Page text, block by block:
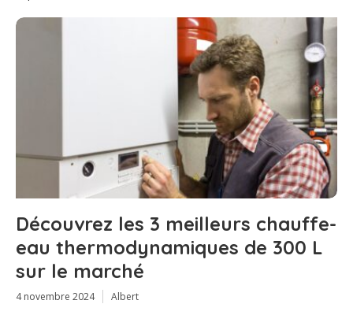
Découvrez les 3 meilleurs chauffe-
eau thermodynamiques de 300 L
sur le marché
4 novembre 2024 Albert